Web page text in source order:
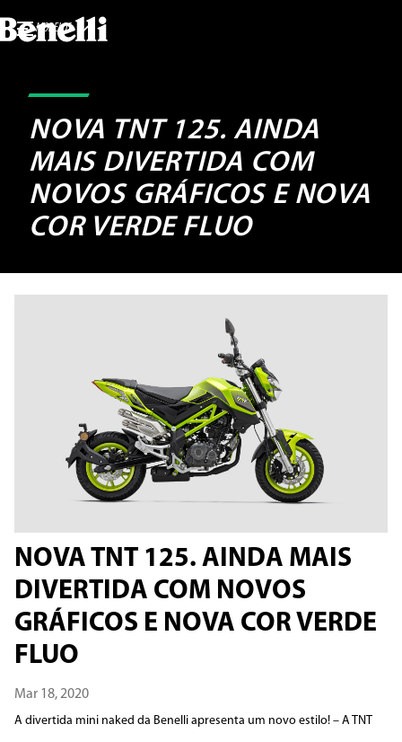
MODELOS
NOVA TNT 125. AINDA
MAIS DIVERTIDA COM
NOVOS GRÁFICOS E NOVA
COR VERDE FLUO
NOVA TNT 125. AINDA MAIS
DIVERTIDA COM NOVOS
GRÁFICOS E NOVA COR VERDE
FLUO
Mar 18, 2020
A divertida mini naked da Benelli apresenta um novo estilo! – A TNT